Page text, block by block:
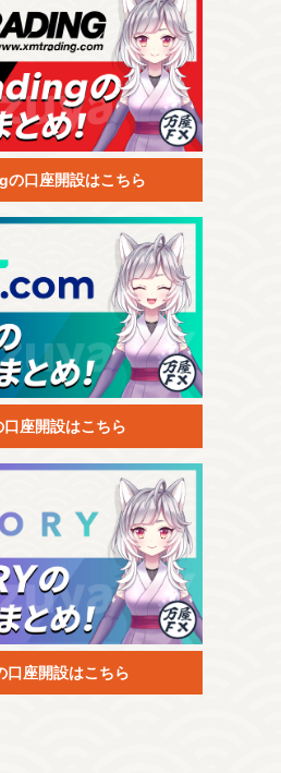
の口座開設はこちら
口座開設はこちら
座開設はこちら